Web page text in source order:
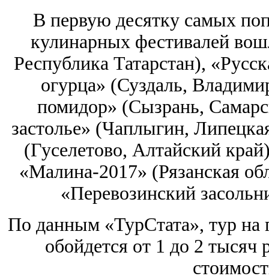
В первую десятку самых
кулинарных фестивалей
Республика Татарстан),
огурца» (Суздаль,
помидор» (Сызрань,
застолье» (Чаплыгин,
(Гуселетово, Алтайский
«Малина-2017» (Рязанская
«Перевозинский
По данным «ТурСтата», тур на
обойдется от 1 до 2 тысяч